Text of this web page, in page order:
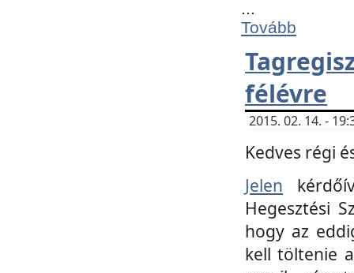
...
Tovább
félévre
2015. 02. 14. -
Kedves régi
Jelen
Hegesztési
hogy az
kell töltenie